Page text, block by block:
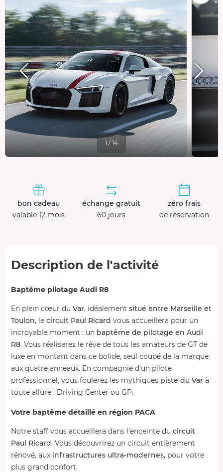
1 / 14
bon cadeau
valable 12 mois
échange gratuit
60 jours
zéro frais
de réservation
Description de l'activité
Baptême pilotage Audi R8
En plein cœur du Var, idéalement situé entre Marseille et
Toulon, le circuit Paul Ricard vous accueillera pour un
incroyable moment : un baptême de pilotage en Audi
R8. Vous réaliserez le rêve de tous les amateurs de GT de
luxe en montant dans ce bolide, seul coupé de la marque
aux quatre anneaux. En compagnie d'un pilote
professionnel, vous foulerez les mythiques piste du Var à
toute allure : Driving Center ou GP.
Votre baptême détaillé en région PACA
Notre staff vous accueillera dans l'enceinte du circuit
Paul Ricard. Vous découvrirez un circuit entièrement
rénové, aux infrastructures ultra-modernes, pour votre
plus grand confort.